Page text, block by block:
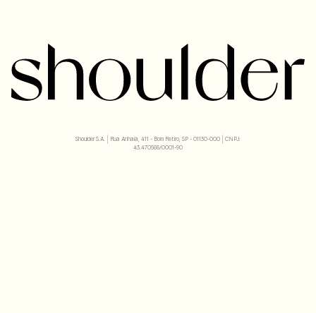
Shoulder S.A. | Rua Anhaia, 411 - Bom Retiro, SP - 01130-000 | CNPJ:
43.470566/0001-90